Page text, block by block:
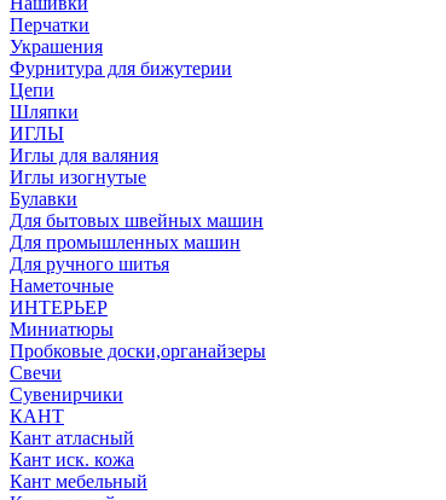
Перчатки
Украшения
Фурнитура для бижутерии
Цепи
Шляпки
ИГЛЫ
Иглы для валяния
Иглы изогнутые
Булавки
Для бытовых швейных машин
Для промышленных машин
Для ручного шитья
Наметочные
ИНТЕРЬЕР
Миниатюры
Пробковые доски,органайзеры
Свечи
Сувенирчики
КАНТ
Кант атласный
Кант иск. кожа
Кант мебельный